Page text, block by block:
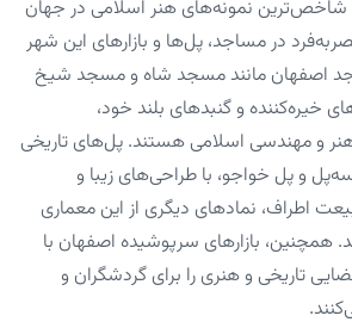
شاخص‌ترین نمونه‌های هنر اسلامی در جهان
در مساجد، پل‌ها و بازارهای این شهر
اصفهان مانند مسجد شاه و مسجد شیخ
خیره‌کننده و گنبدهای بلند خود،
و مهندسی اسلامی هستند. پل‌های تاریخی
و پل خواجو، با طراحی‌های زیبا و
اطراف، نمادهای دیگری از این معماری
همچنین، بازارهای سرپوشیده اصفهان با
تاریخی و هنری را برای گردشگران و